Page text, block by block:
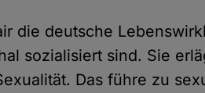
die deutsche
sozialisiert sind. Sie
Das führe zu